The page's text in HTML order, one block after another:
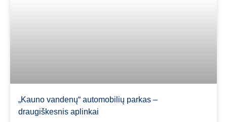
„Kauno vandenų“ automobilių parkas –
draugiškesnis aplinkai